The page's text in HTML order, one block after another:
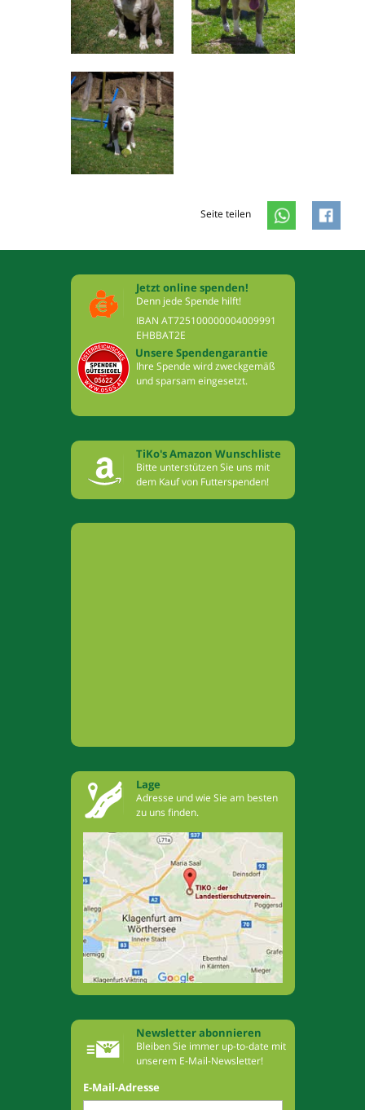
Seite teilen
Jetzt online spenden!
Denn jede Spende hilft!
IBAN AT725100000004009991
EHBBAT2E
Unsere Spendengarantie
Ihre Spende wird zweckgemäß
und sparsam eingesetzt.
TiKo's Amazon Wunschliste
Bitte unterstützen Sie uns mit
dem Kauf von Futterspenden!
Lage
Adresse und wie Sie am besten
zu uns finden.
Newsletter abonnieren
Bleiben Sie immer up-to-date mit
unserem E-Mail-Newsletter!
E-Mail-Adresse